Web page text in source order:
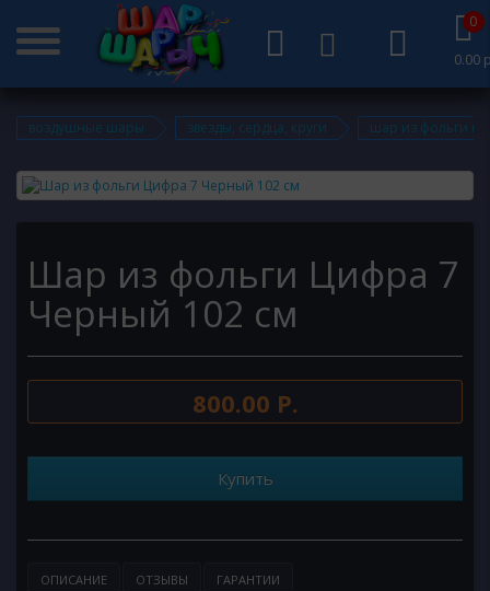
0
0.00
воздушные шары звезды, сердца, круги шар из фольги
Шар из фольги Цифра 7
Черный 102 см
800.00 Р.
Купить
ОПИСАНИЕ ОТЗЫВЫ ГАРАНТИИ